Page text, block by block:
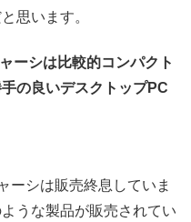
思います。
ーシは比較的コンパクト
の良いデスクトップPC
ーシは販売終息していま
うな製品が販売されてい